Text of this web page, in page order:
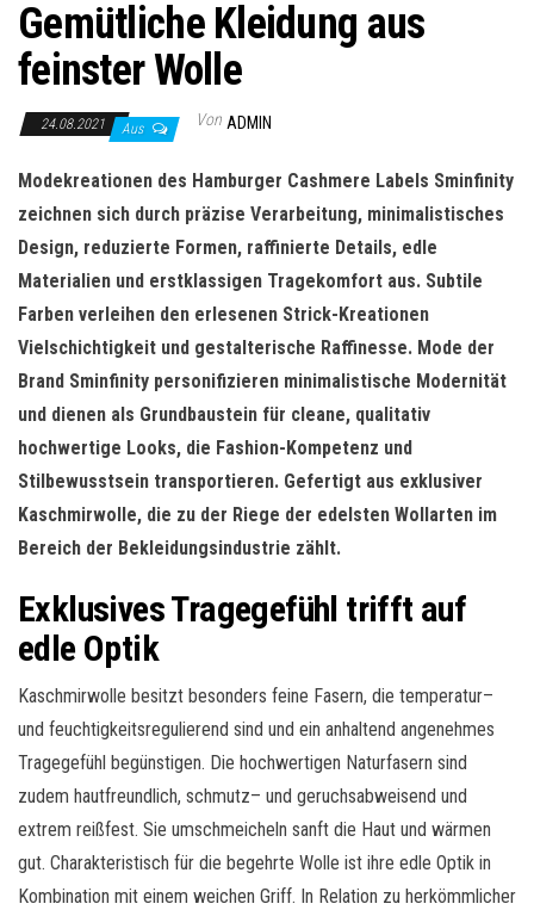
Gemütliche Kleidung aus
feinster Wolle
24.08.2021 Aus Von ADMIN
Modekreationen des Hamburger Cashmere Labels Sminfinity
zeichnen sich durch präzise Verarbeitung, minimalistisches
Design, reduzierte Formen, raffinierte Details, edle
Materialien und erstklassigen Tragekomfort aus. Subtile
Farben verleihen den erlesenen Strick-Kreationen
Vielschichtigkeit und gestalterische Raffinesse. Mode der
Brand Sminfinity personifizieren minimalistische Modernität
und dienen als Grundbaustein für cleane, qualitativ
hochwertige Looks, die Fashion-Kompetenz und
Stilbewusstsein transportieren. Gefertigt aus exklusiver
Kaschmirwolle, die zu der Riege der edelsten Wollarten im
Bereich der Bekleidungsindustrie zählt.
Exklusives Tragegefühl trifft auf
edle Optik
Kaschmirwolle besitzt besonders feine Fasern, die temperatur–
und feuchtigkeitsregulierend sind und ein anhaltend angenehmes
Tragegefühl begünstigen. Die hochwertigen Naturfasern sind
zudem hautfreundlich, schmutz– und geruchsabweisend und
extrem reißfest. Sie umschmeicheln sanft die Haut und wärmen
gut. Charakteristisch für die begehrte Wolle ist ihre edle Optik in
Kombination mit einem weichen Griff. In Relation zu herkömmlicher